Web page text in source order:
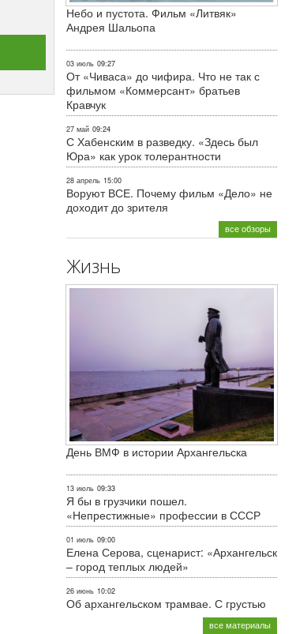
Небо и пустота. Фильм «Литвяк»
Андрея Шальопа
03 июль 09:27
От «Чиваса» до чифира. Что не так с
фильмом «Коммерсант» братьев
Кравчук
27 май 09:24
С Хабенским в разведку. «Здесь был
Юра» как урок толерантности
28 апрель 15:00
Воруют ВСЕ. Почему фильм «Дело» не
доходит до зрителя
все обзоры
Жизнь
День ВМФ в истории Архангельска
13 июль 09:33
Я бы в грузчики пошел.
«Непрестижные» профессии в СССР
01 июль 09:00
Елена Серова, сценарист: «Архангельск
– город теплых людей»
26 июнь 10:02
Об архангельском трамвае. С грустью
все материалы